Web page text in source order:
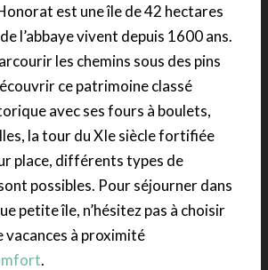
est une île de 42 hectares
l’abbaye vivent depuis 1600 ans.
les chemins sous des pins
ce patrimoine classé
avec ses fours à boulets,
la tour du XIe siècle fortifiée
place, différents types de
possibles. Pour séjourner dans
petite île, n’hésitez pas à choisir
vacances à proximité
.